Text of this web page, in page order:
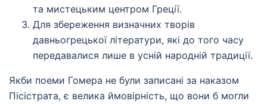
та мистецьким центром Греції.
Для збереження визначних творів
давньогрецької літератури, які до того часу
передавалися лише в усній народній традиції.
Якби поеми Гомера не були записані за наказом
Пісістрата, є велика ймовірність, що вони б могли